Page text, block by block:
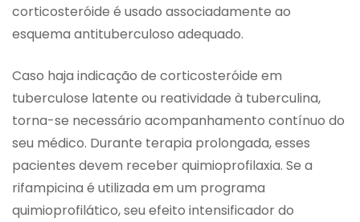
corticosteróide é usado associadamente ao
esquema antituberculoso adequado.
Caso haja indicação de corticosteróide em
tuberculose latente ou reatividade à tuberculina,
torna-se necessário acompanhamento contínuo do
seu médico. Durante terapia prolongada, esses
pacientes devem receber quimioprofilaxia. Se a
rifampicina é utilizada em um programa
quimioprofilático, seu efeito intensificador do